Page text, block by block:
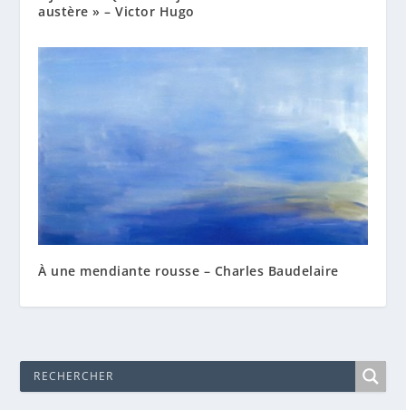
austère » – Victor Hugo
À une mendiante rousse – Charles Baudelaire